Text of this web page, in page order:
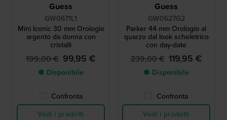
Guess
GW0671L1
Mini Iconic 30 mm Orologio
argento da donna con
cristalli
199,00 € 99,95 €
● Disponibile
Confronta
Vedi i prodotti
Guess
GW0627G2
Parker 44 mm Orologio al
quarzo dal look scheletrico
con day-date
239,00 € 119,95 €
● Disponibile
Confronta
Vedi i prodotti